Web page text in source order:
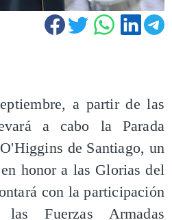
a partir de las
a cabo la Parada
de Santiago, un
honor a las Glorias del
con la participación
Fuerzas Armadas